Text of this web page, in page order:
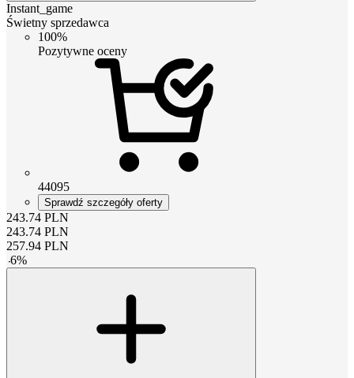
Instant_game
Świetny sprzedawca
100%
Pozytywne oceny
44095
Sprawdź szczegóły oferty
243.74 PLN
243.74 PLN
257.94 PLN
-6%